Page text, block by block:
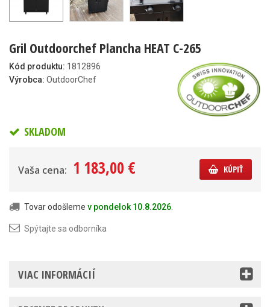
Gril Outdoorchef Plancha HEAT C-265
Kód produktu: 1812896
Výrobca: OutdoorChef
SKLADOM
Vaša cena: 1 183,00 € KÚPIŤ
Tovar odošleme v pondelok 10.8.2026
Spýtajte sa odborníka
VIAC INFORMÁCIÍ